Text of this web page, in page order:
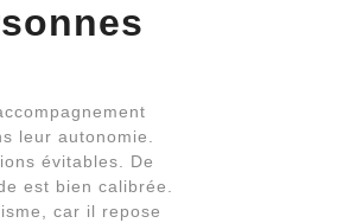
leur autonomie.
évitables. De
est bien calibrée.
car il repose